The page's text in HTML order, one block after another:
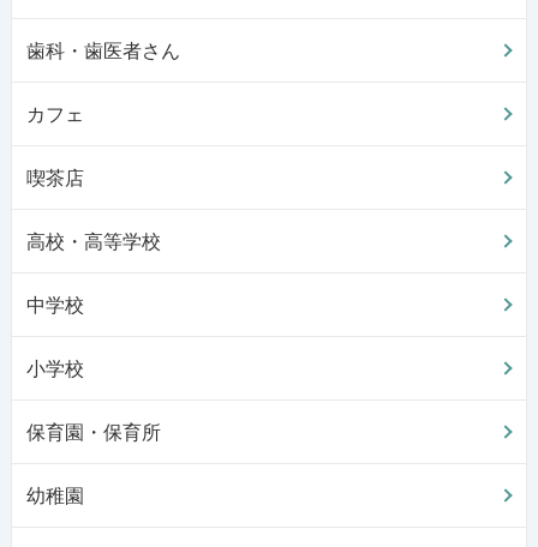
歯科・歯医者さん
カフェ
喫茶店
高校・高等学校
中学校
小学校
保育園・保育所
幼稚園